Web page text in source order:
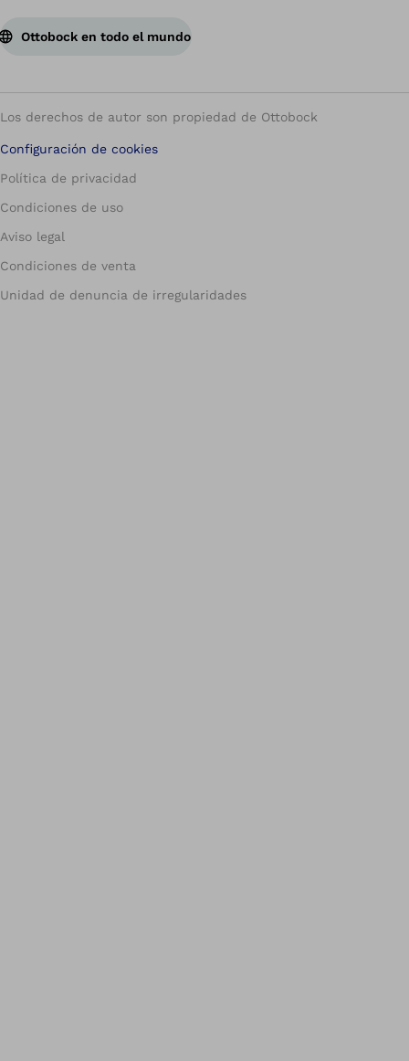
Ottobock en todo el mundo
Los derechos de autor son propiedad de Ottobock
Configuración de cookies
Política de privacidad
Condiciones de uso
Aviso legal
Condiciones de venta
Unidad de denuncia de irregularidades